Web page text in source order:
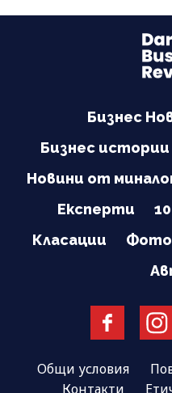
Бизнес
Бизнес истории
Новини от
Експерти
Класации
Фото
Общи условия
Контакти